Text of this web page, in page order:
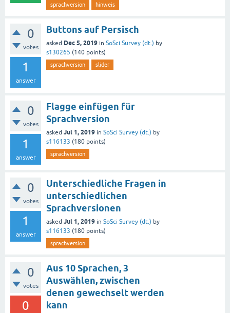
sprachversion hinweis
0
votes
1
answer
Buttons auf Persisch
asked Dec 5, 2019 in SoSci Survey (dt.) by
s130265 (140 points)
sprachversion slider
0
votes
1
answer
Flagge einfügen für
Sprachversion
asked Jul 1, 2019 in SoSci Survey (dt.) by
s116133 (180 points)
sprachversion
0
votes
1
answer
Unterschiedliche Fragen in
unterschiedlichen
Sprachversionen
asked Jul 1, 2019 in SoSci Survey (dt.) by
s116133 (180 points)
sprachversion
0
votes
0
Aus 10 Sprachen, 3
Auswählen, zwischen
denen gewechselt werden
kann